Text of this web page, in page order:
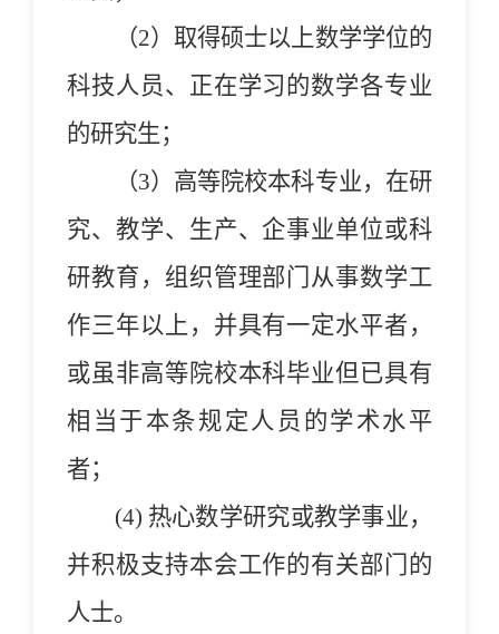
（2）取得硕士以上数学学位的
科技人员、 正在学习的数学各专业
的研究生；
（3）高等院校本科专业，在研
究、教学、生产、企事业单位或科
研教育，组织管理部门从事数学工
作三年以上，并具有一定水平者，
或虽非高等院校本科毕业但已具有
相当于本条规定人员的学术水平
者；
(4) 热心数学研究或教学事业，
并积极支持本会工作的有关部门的
人士。